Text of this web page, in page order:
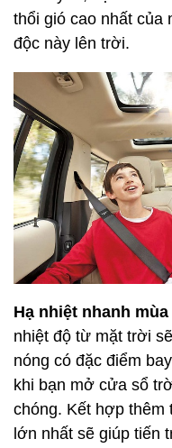
thổi gió cao nhất của
độc này lên trời.
Hạ nhiệt nhanh
nhiệt độ từ mặt trời
nóng có đặc điểm
khi bạn mở cửa sổ
chóng. Kết hợp thêm
lớn nhất sẽ giúp tiến